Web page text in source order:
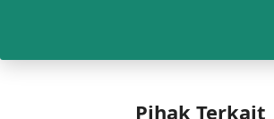
Pihak Terkait